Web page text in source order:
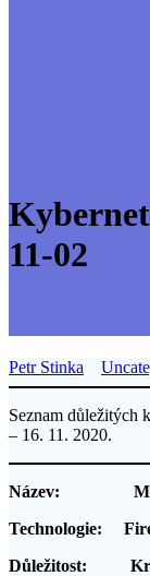
11-02
Petr Stinka
Seznam důležitých
– 16. 11. 2020.
Název: Mozilla
Technologie:
Důležitost: